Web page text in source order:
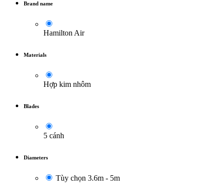
Brand name
Hamilton Air
Materials
Hợp kim nhôm
Blades
5 cánh
Diameters
Tùy chọn 3.6m - 5m